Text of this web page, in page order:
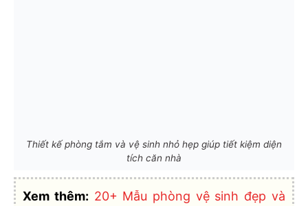
Thiết kế phòng tắm và vệ sinh nhỏ hẹp giúp tiết kiệm diện
tích căn nhà
Xem thêm: 20+ Mẫu phòng vệ sinh đẹp và